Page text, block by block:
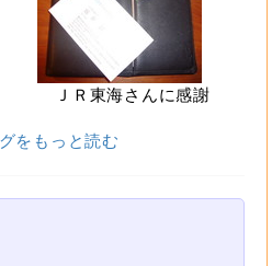
ＪＲ東海さんに感謝
をもっと読む